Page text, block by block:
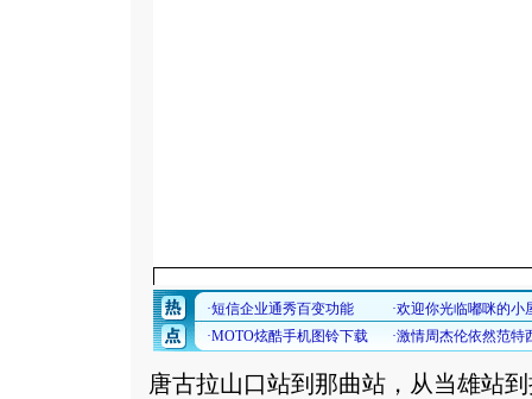
唐古拉山口站到那曲站，从当雄站